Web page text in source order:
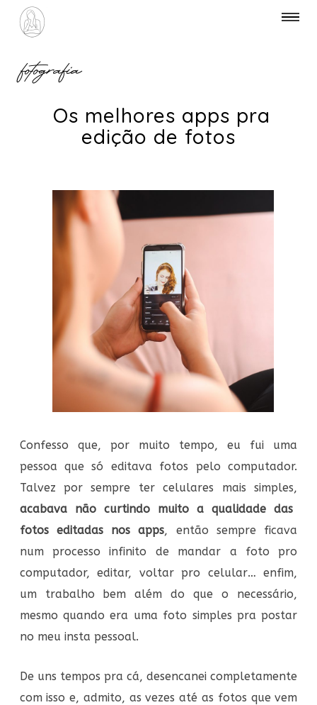
fotografia
Os melhores apps pra
edição de fotos
Confesso que, por muito tempo, eu fui uma
pessoa que só editava fotos pelo computador.
Talvez por sempre ter celulares mais simples,
acabava não curtindo muito a qualidade das
fotos editadas nos apps, então sempre ficava
num processo infinito de mandar a foto pro
computador, editar, voltar pro celular… enfim,
um trabalho bem além do que o necessário,
mesmo quando era uma foto simples pra postar
no meu insta pessoal.
De uns tempos pra cá, desencanei completamente
com isso e, admito, as vezes até as fotos que vem